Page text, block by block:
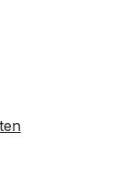
5 Sternen